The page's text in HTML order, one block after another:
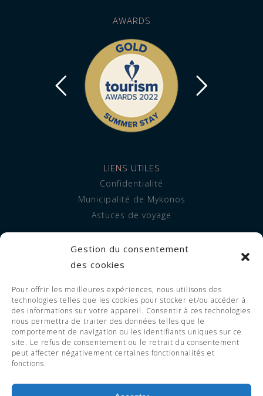
Gestion du consentement
des cookies
Pour offrir les meilleures expériences, nous utilisons des
technologies telles que les cookies pour stocker et/ou accéder à
des informations sur votre appareil. Consentir à ces technologies
nous permettra de traiter des données telles que le
comportement de navigation ou les identifiants uniques sur ce
site. Le refus de consentement ou le retrait du consentement
peut affecter négativement certaines fonctionnalités et
fonctions.
AWARDS
LIENS UTILES
Confidentialité
Municipalité de Mykonos
Astuces de voyage
INFORMATION
À propos de nous
Prestations de service
FAQ
© 2023 Adorno Suites. All Rights